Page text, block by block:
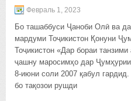
Февраль 1, 2023
Бо ташаббуси Ҷаноби Олӣ ва
мардуми Тоҷикистон Қонуни
Тоҷикистон «Дар бораи танзими
ҷашну маросимҳо дар Ҷумҳурии
8-июни соли 2007 қабул
бо тақозои рушди